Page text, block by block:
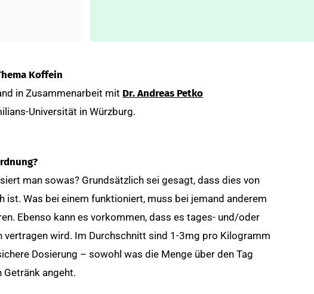
Koffein
in Zusammenarbeit mit Dr. Andreas Petko
Universität in Würzburg.
man sowas? Grundsätzlich sei gesagt, dass dies von
ist. Was bei einem funktioniert, muss bei jemand anderem
Ebenso kann es vorkommen, dass es tages- und/oder
wird. Im Durchschnitt sind 1-3mg pro Kilogramm
Dosierung – sowohl was die Menge über den Tag
Getränk angeht.